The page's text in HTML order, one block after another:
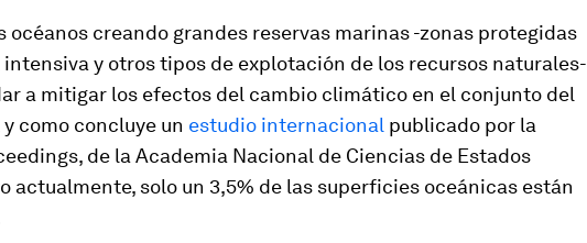
océanos creando grandes reservas marinas -zonas protegidas
intensiva y otros tipos de explotación de los recursos naturales-
a mitigar los efectos del cambio climático en el conjunto del
como concluye un estudio internacional publicado por la
de la Academia Nacional de Ciencias de Estados
actualmente, solo un 3,5% de las superficies oceánicas están